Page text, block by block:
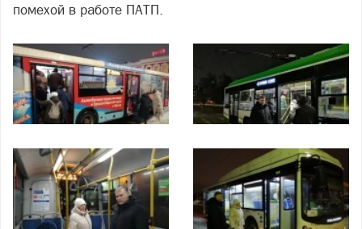
помехой в работе ПАТП.